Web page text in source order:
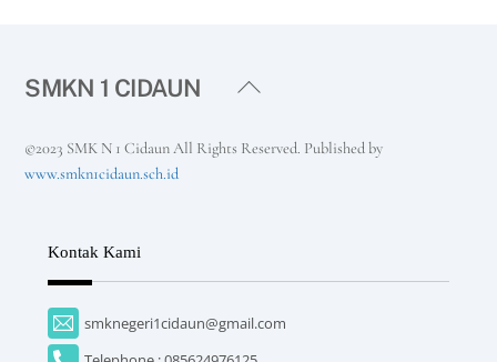
Back
Top
SMKN 1 CIDAUN
©2023 SMK N 1 Cidaun All Rights Reserved. Published by
www.smkn1cidaun.sch.id
Kontak Kami
smknegeri1cidaun@gmail.com